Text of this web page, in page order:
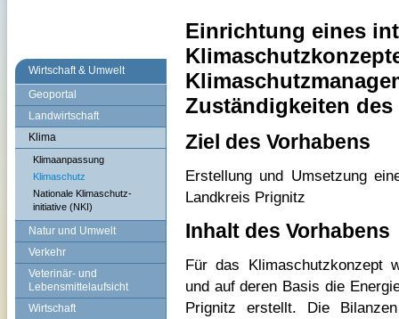
Wirtschaft & Umwelt
Geoportal
Landwirtschaft
Klima
Klimaanpassung
Klimaschutz
Nationale Klimaschutz-
initiative (NKI)
Natur und Umwelt
Verkehr
Veterinär- und
Lebensmittelaufsicht
Wirtschaft
Einrichtung eines
Zuständigkeiten
Ziel des Vorhabens
Erstellung und Umsetzung
Landkreis Prignitz
Inhalt des Vorhabens
Für das Klimaschutzkonzept
und auf deren Basis die
Prignitz erstellt. Die